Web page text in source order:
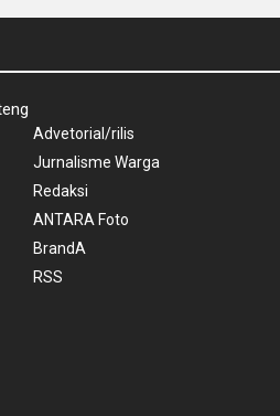
Advetorial/rilis
Jurnalisme Warga
Redaksi
ANTARA Foto
BrandA
RSS